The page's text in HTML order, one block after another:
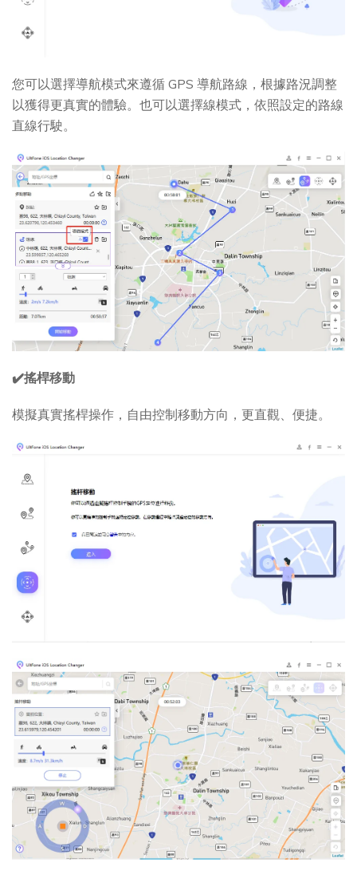
您可以選擇導航模式來遵循 GPS 導航路線，根據路況調整
以獲得更真實的體驗。也可以選擇線模式，依照設定的路線
直線行駛。
✔️搖桿移動
模擬真實搖桿操作，自由控制移動方向，更直觀、便捷。